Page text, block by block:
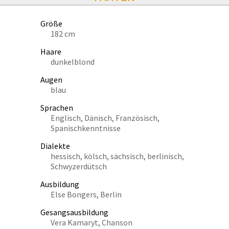
Größe
182 cm
Haare
dunkelblond
Augen
blau
Sprachen
Englisch, Dänisch, Französisch,
Spanischkenntnisse
Dialekte
hessisch, kölsch, sächsisch, berlinisch,
Schwyzerdütsch
Ausbildung
Else Bongers, Berlin
Gesangsausbildung
Vera Kamaryt, Chanson